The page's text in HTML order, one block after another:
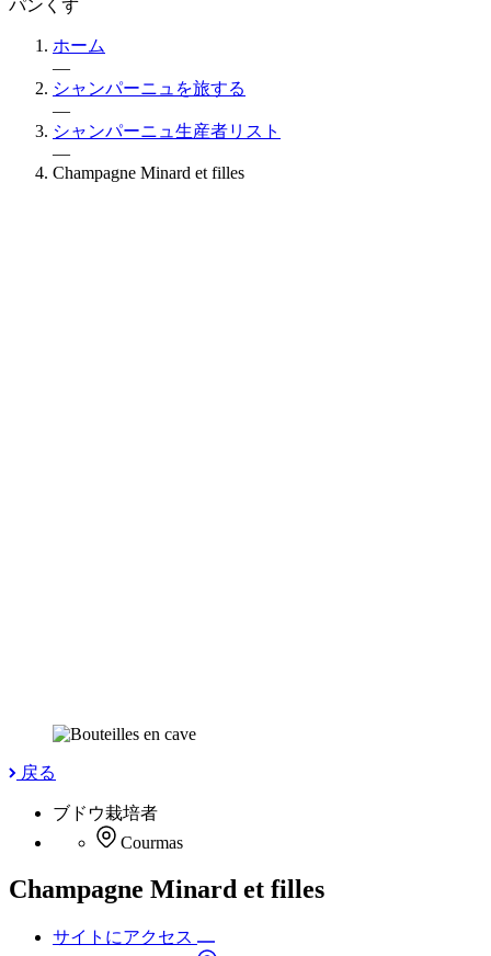
パンくず
ホーム
—
シャンパーニュを旅する
—
シャンパーニュ生産者リスト
—
Champagne Minard et filles
戻る
ブドウ栽培者
Courmas
Champagne Minard et filles
サイトにアクセス